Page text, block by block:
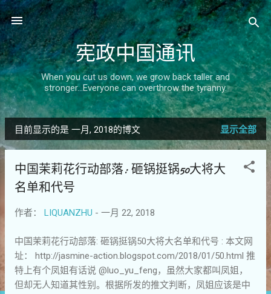
跳至主要内容
宪政中国通讯
When you cut us down, we grow back taller and
stronger...Everyone can overthrow the tyranny.
博
目前显示的是 一月, 2018的博文 显示全部
中国茉莉花行动部落: 砸锅挺锅50大将大
名单和代号
作者： LIQUANZHU - 一月 22, 2018
中国茉莉花行动部落: 砸锅挺锅50大将大名单和代号 : 本文网
址： http://jasmine-action.blogspot.com/2018/01/50.html 推
特上有个凤姐有话说 @luo_yu_feng，虽然大家都叫凤姐，
但却无人知道其性别。根据所发的推文判断，凤姐应该是中